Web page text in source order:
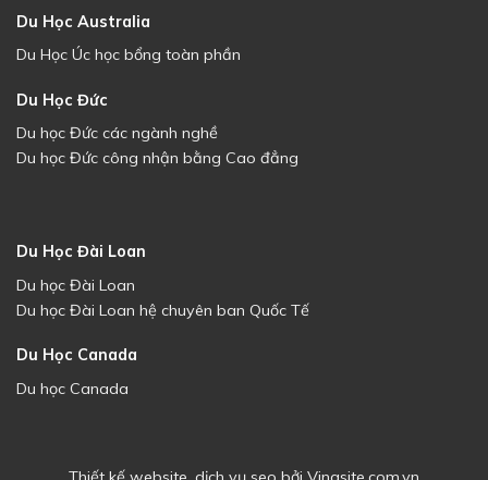
Du Học Australia
Du Học Úc học bổng toàn phần
Du Học Đức
Du học Đức các ngành nghề
Du học Đức công nhận bằng Cao đẳng
Du Học Đài Loan
Du học Đài Loan
Du học Đài Loan hệ chuyên ban Quốc Tế
Du Học Canada
Du học Canada